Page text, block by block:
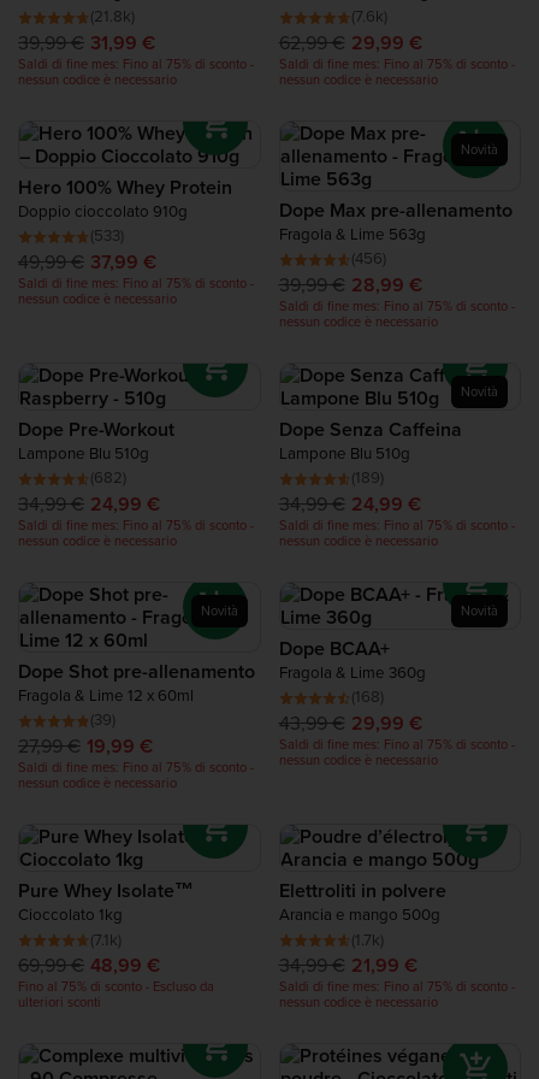
Proteine per Recupero
Complete Food Shake
Barrette Proteiche
Smoothies Proteici
Snack Proteici
(21.8k)
39,99 € 31,99 €
Saldi di fine mes: Fino al 75% di sconto -
nessun codice è necessario
(7.6k)
62,99 € 29,99 €
Saldi di fine mes: Fino al 75% di sconto -
nessun codice è necessario
Hero 100% Whey Protein
Doppio cioccolato 910g
(533)
49,99 € 37,99 €
Saldi di fine mes: Fino al 75% di sconto -
nessun codice è necessario
Novità
Dope Max pre-allenamento
Fragola & Lime 563g
(456)
39,99 € 28,99 €
Saldi di fine mes: Fino al 75% di sconto -
nessun codice è necessario
Dope Pre-Workout
Lampone Blu 510g
(682)
34,99 € 24,99 €
Saldi di fine mes: Fino al 75% di sconto -
nessun codice è necessario
Novità
Dope Senza Caffeina
Lampone Blu 510g
(189)
34,99 € 24,99 €
Saldi di fine mes: Fino al 75% di sconto -
nessun codice è necessario
Novità
Dope Shot pre-allenamento
Fragola & Lime 12 x 60ml
(39)
27,99 € 19,99 €
Saldi di fine mes: Fino al 75% di sconto -
nessun codice è necessario
Novità
Dope BCAA+
Fragola & Lime 360g
(168)
43,99 € 29,99 €
Saldi di fine mes: Fino al 75% di sconto -
nessun codice è necessario
Pure Whey Isolate™
Cioccolato 1kg
(7.1k)
69,99 € 48,99 €
Fino al 75% di sconto - Escluso da
ulteriori sconti
Elettroliti in polvere
Arancia e mango 500g
(1.7k)
34,99 € 21,99 €
Saldi di fine mes: Fino al 75% di sconto -
nessun codice è necessario